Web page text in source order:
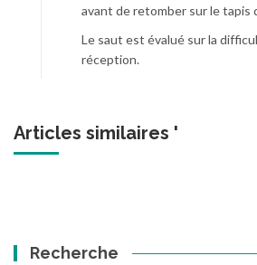
avant de retomber sur le tapis
Le saut est évalué sur la
réception.
Articles similaires '
Recherche